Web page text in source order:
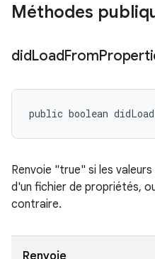
Méthodes
didLoadFrom
public boolean
Renvoie "true" si les
d'un fichier de propriétés,
contraire.
Renvoie